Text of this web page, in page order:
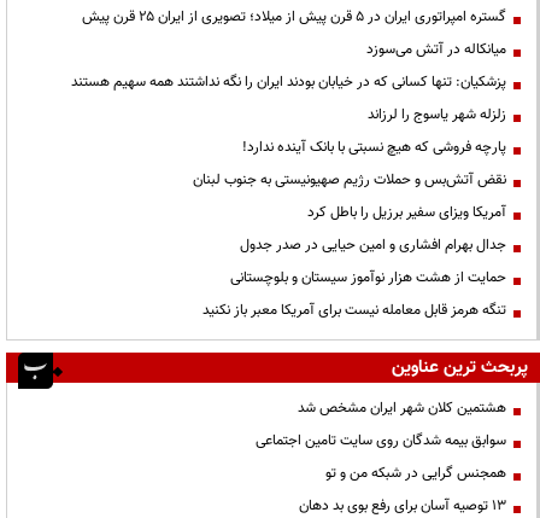
گستره امپراتوری ایران در ۵ قرن پیش از میلاد؛ تصویری از ایران ۲۵ قرن پیش
میانکاله در آتش می‌سوزد
پزشکیان: تنها کسانی که در خیابان بودند ایران را نگه نداشتند همه سهیم هستند
زلزله شهر یاسوج را لرزاند
پارچه فروشی که هیچ نسبتی با بانک آینده ندارد!
نقض آتش‌بس و حملات رژیم صهیونیستی به جنوب لبنان
آمریکا ویزای سفیر برزیل را باطل کرد
جدال بهرام افشاری و امین حیایی در صدر جدول
حمایت از هشت هزار نوآموز سیستان و بلوچستانی
تنگه هرمز قابل معامله نیست برای آمریکا معبر باز نکنید
پربحث ترین عناوین
هشتمین کلان شهر ایران مشخص شد
سوابق بیمه شدگان روی سایت تامین اجتماعی
همجنس گرایی در شبکه من و تو
13 توصیه آسان برای رفع بوی بد دهان